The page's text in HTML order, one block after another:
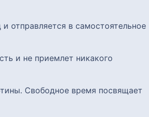
отправляется в самостоятельное
и не приемлет никакого
Свободное время посвящает